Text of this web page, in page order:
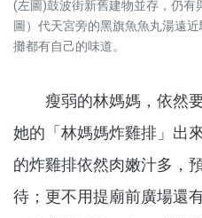
(左圖)鼓波街新舊建物並存，仍有
圖）代天宮旁的黑旗魚魚丸湯遠
攤都有自己的味道。
瘦弱的林媽媽，依然要
她的「林媽媽炸雞排」出
的炸雞排依然肉嫩汁多，
待；更不用提廟前廣場還